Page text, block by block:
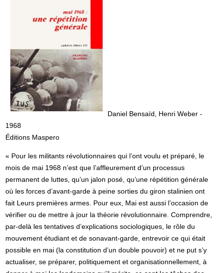
Daniel Bensaïd, Henri Weber -
1968
Éditions Maspero
« Pour les militants révolutionnaires qui l’ont voulu et préparé, le
mois de mai 1968 n’est que l’affleurement d’un processus
permanent de luttes, qu’un jalon posé, qu’une répétition générale
où les forces d’avant-garde à peine sorties du giron stalinien ont
fait Leurs premières armes. Pour eux, Mai est aussi l’occasion de
vérifier ou de mettre à jour la théorie révolutionnaire. Comprendre,
par-delà les tentatives d’explications sociologiques, le rôle du
mouvement étudiant et de sonavant-garde, entrevoir ce qui était
possible en mai (la constitution d’un double pouvoir) et ne put s’y
actualiser, se préparer, politiquement et organisationnellement, à